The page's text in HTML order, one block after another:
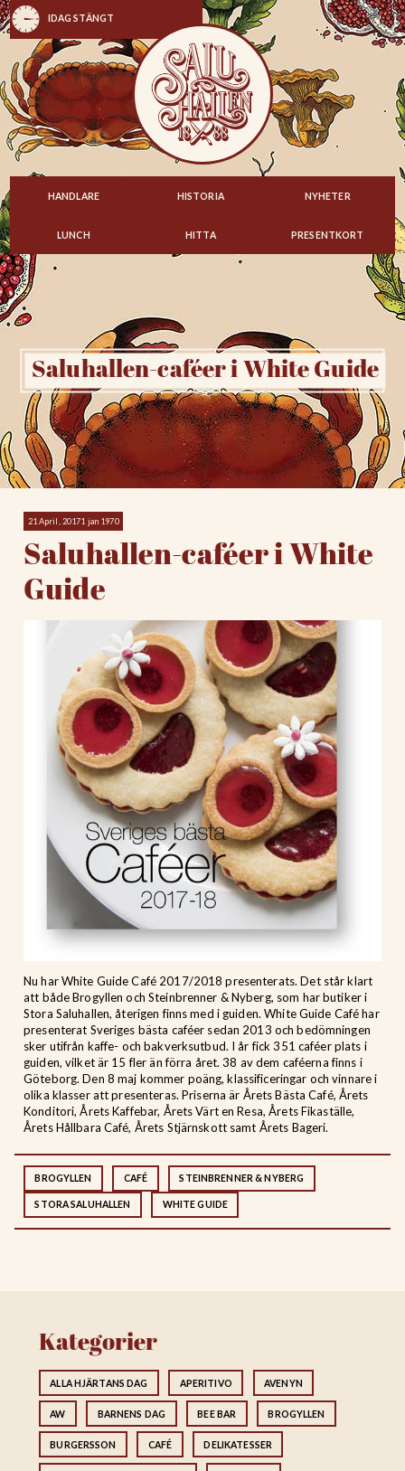
IDAG STÄNGT
HANDLARE HISTORIA NYHETER
LUNCH HITTA PRESENTKORT
Saluhallen-caféer i White Guide
21 April, 20171 jan 1970
Saluhallen-caféer i White
Guide
Nu har White Guide Café 2017/2018 presenterats. Det står klart
att både Brogyllen och Steinbrenner & Nyberg, som har butiker i
Stora Saluhallen, återigen finns med i guiden. White Guide Café har
presenterat Sveriges bästa caféer sedan 2013 och bedömningen
sker utifrån kaffe- och bakverksutbud. I år fick 351 caféer plats i
guiden, vilket är 15 fler än förra året. 38 av dem caféerna finns i
Göteborg. Den 8 maj kommer poäng, klassificeringar och vinnare i
olika klasser att presenteras. Priserna är Årets Bästa Café, Årets
Konditori, Årets Kaffebar, Årets Värt en Resa, Årets Fikaställe,
Årets Hållbara Café, Årets Stjärnskott samt Årets Bageri.
BROGYLLEN CAFÉ STEINBRENNER & NYBERG
STORA SALUHALLEN WHITE GUIDE
Kategorier
ALLA HJÄRTANS DAG APERITIVO AVENYN
AW BARNENS DAG BEE BAR BROGYLLEN
BURGERSSON CAFÉ DELIKATESSER